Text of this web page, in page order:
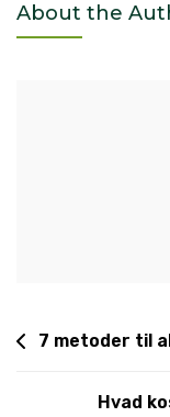
About the
7 metoder til
Hvad